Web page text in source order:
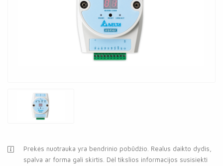
Prekės nuotrauka yra bendrinio pobūdžio. Realus daikto dydis,
spalva ar forma gali skirtis. Dėl tikslios informacijos susisiekti